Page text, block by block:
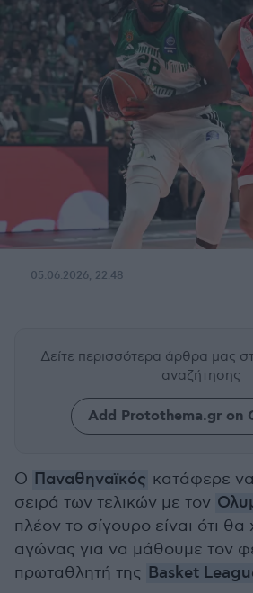
05.06.2026, 22:48
Δείτε περισσότερα άρθρα μας
αναζήτησης
Add Protothema.gr on
Ο Παναθηναϊκός κατάφερε
σειρά των τελικών με τον
πλέον το σίγουρο είναι ότι θα
αγώνας για να μάθουμε τον
πρωταθλητή της Basket